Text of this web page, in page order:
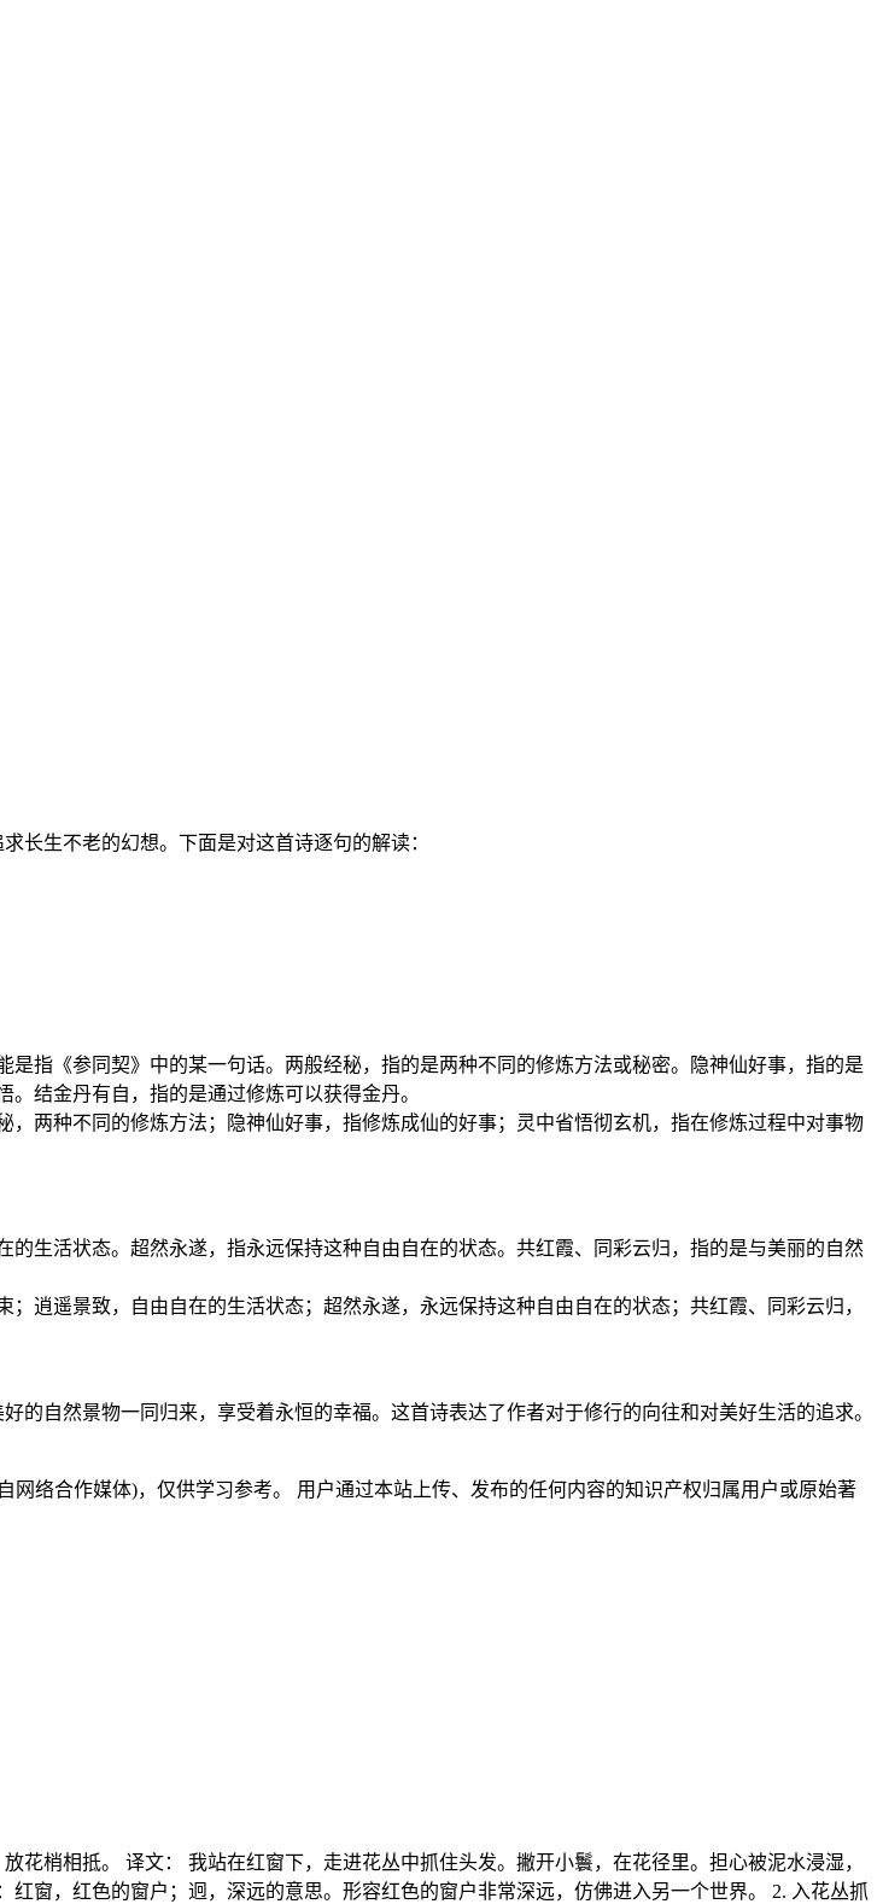
长生不老的幻想。下面是对这首诗逐句的解读：
指《参同契》中的某一句话。两般经秘，指的是两种不同的修炼方法或秘密。隐神仙好事，指的是
结金丹有自，指的是通过修炼可以获得金丹。
两种不同的修炼方法；隐神仙好事，指修炼成仙的好事；灵中省悟彻玄机，指在修炼过程中对事物
生活状态。超然永遂，指永远保持这种自由自在的状态。共红霞、同彩云归，指的是与美丽的自然
逍遥景致，自由自在的生活状态；超然永遂，永远保持这种自由自在的状态；共红霞、同彩云归，
自然景物一同归来，享受着永恒的幸福。这首诗表达了作者对于修行的向往和对美好生活的追求。
络合作媒体)，仅供学习参考。 用户通过本站上传、发布的任何内容的知识产权归属用户或原始著
梢相抵。 译文： 我站在红窗下，走进花丛中抓住头发。撇开小鬟，在花径里。担心被泥水浸湿，
窗，红色的窗户；迥，深远的意思。形容红色的窗户非常深远，仿佛进入另一个世界。 2. 入花丛抓